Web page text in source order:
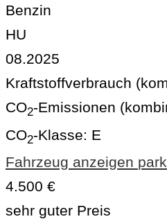
Benzin
HU
08.2025
Kraftstoffverbrauch
CO2-Emissionen
CO2-Klasse: E
Fahrzeug anzeigen
4.500 €
sehr guter Preis